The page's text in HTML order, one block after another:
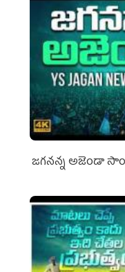
జగనన్న అజెండా